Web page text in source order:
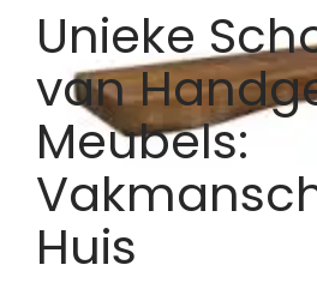
Unieke
van
Meubels:
Huis